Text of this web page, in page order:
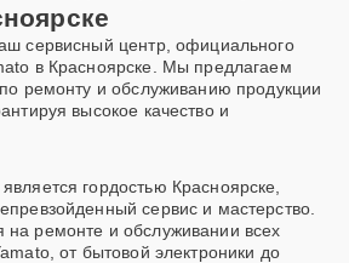
сервисный центр, официального
в Красноярске. Мы предлагаем
ремонту и обслуживанию продукции
высокое качество и
гордостью Красноярске,
сервис и мастерство.
ремонте и обслуживании всех
от бытовой электроники до